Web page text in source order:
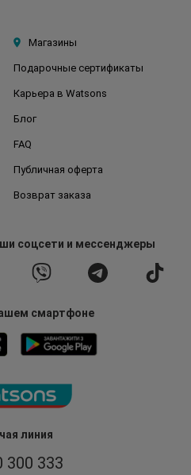
линия
300 333
Магазины
Подарочные сертификаты
Карьера в Watsons
Блог
FAQ
Публичная оферта
Возврат заказа
соцсети и мессенджеры
смартфоне